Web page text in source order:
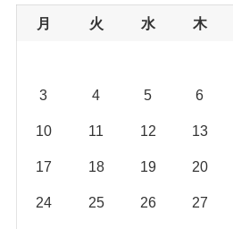
月 火 水 木
3 4 5 6
10 11 12 13
17 18 19 20
24 25 26 27